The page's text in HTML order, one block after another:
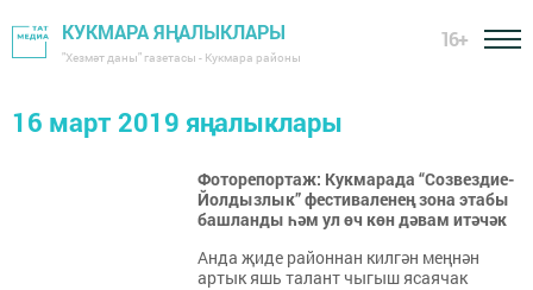
КУКМАРА ЯҢАЛЫКЛАРЫ
"Хезмәт даны" газетасы - Кукмара районы
16+
16 март 2019 яңалыклары
Фоторепортаж: Кукмарада “Созвездие-
Йолдызлык” фестиваленең зона этабы
башланды һәм ул өч көн дәвам итәчәк
Анда җиде районнан килгән меңнән
артык яшь талант чыгыш ясаячак